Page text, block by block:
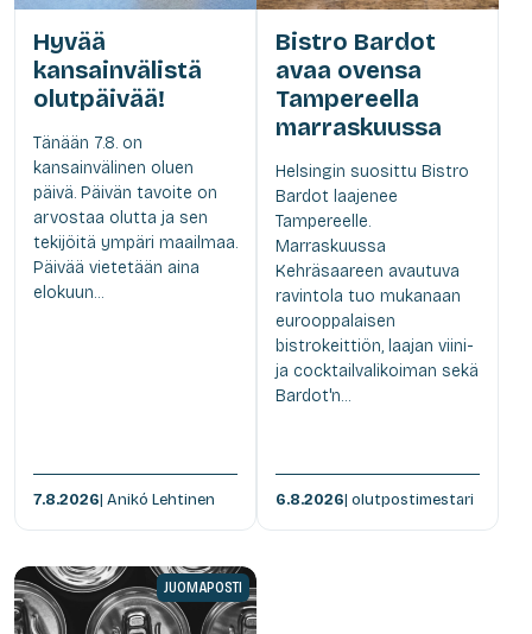
Hyvää
kansainvälistä
olutpäivää!
Tänään 7.8. on
kansainvälinen oluen
päivä. Päivän tavoite on
arvostaa olutta ja sen
tekijöitä ympäri maailmaa.
Päivää vietetään aina
elokuun...
7.8.2026| Anikó Lehtinen
Bistro Bardot
avaa ovensa
Tampereella
marraskuussa
Helsingin suosittu Bistro
Bardot laajenee
Tampereelle.
Marraskuussa
Kehräsaareen avautuva
ravintola tuo mukanaan
eurooppalaisen
bistrokeittiön, laajan viini-
ja cocktailvalikoiman sekä
Bardot'n...
6.8.2026| olutpostimestari
JUOMAPOSTI